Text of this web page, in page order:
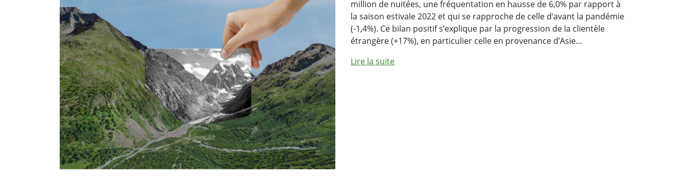
million de nuitées, une fréquentation en hausse de 6,0% par rapport à
la saison estivale 2022 et qui se rapproche de celle d’avant la pandémie
(-1,4%). Ce bilan positif s’explique par la progression de la clientèle
étrangère (+17%), en particulier celle en provenance d’Asie…
Lire la suite